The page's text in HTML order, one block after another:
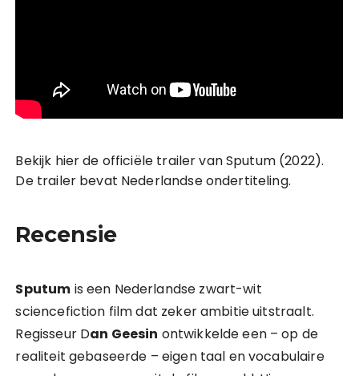
Bekijk hier de officiële trailer van Sputum (2022).
De trailer bevat Nederlandse ondertiteling.
Recensie
Sputum is een Nederlandse zwart-wit
sciencefiction film dat zeker ambitie uitstraalt.
Regisseur Dan Geesin ontwikkelde een – op de
realiteit gebaseerde – eigen taal en vocabulaire